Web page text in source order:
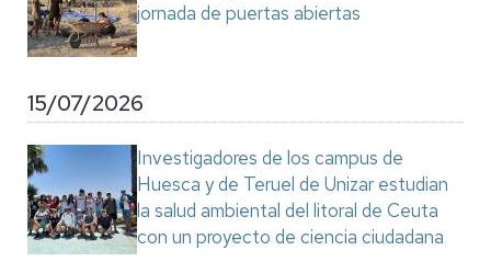
jornada de puertas abiertas
15/07/2026
Investigadores de los campus de
Huesca y de Teruel de Unizar estudian
la salud ambiental del litoral de Ceuta
con un proyecto de ciencia ciudadana